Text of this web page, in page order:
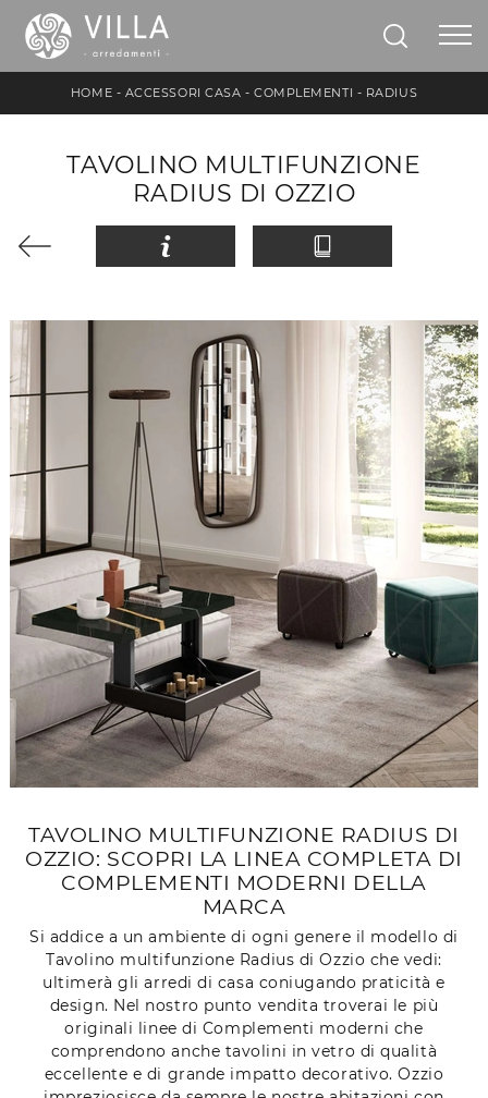
HOME - ACCESSORI CASA -COMPLEMENTI - RADIUS
TAVOLINO MULTIFUNZIONE
RADIUS DI OZZIO
TAVOLINO MULTIFUNZIONE RADIUS DI
OZZIO: SCOPRI LA LINEA COMPLETA DI
COMPLEMENTI MODERNI DELLA
MARCA
Si addice a un ambiente di ogni genere il modello di
Tavolino multifunzione Radius di Ozzio che vedi:
ultimerà gli arredi di casa coniugando praticità e
design. Nel nostro punto vendita troverai le più
originali linee di Complementi moderni che
comprendono anche tavolini in vetro di qualità
eccellente e di grande impatto decorativo. Ozzio